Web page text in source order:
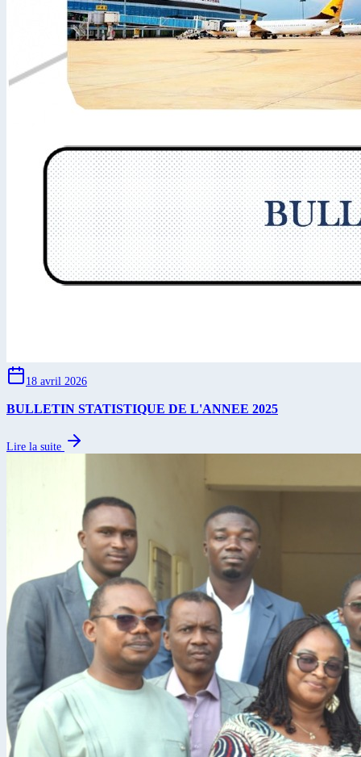
18 avril 2026
BULLETIN STATISTIQUE DE L'ANNEE 2025
Lire la suite